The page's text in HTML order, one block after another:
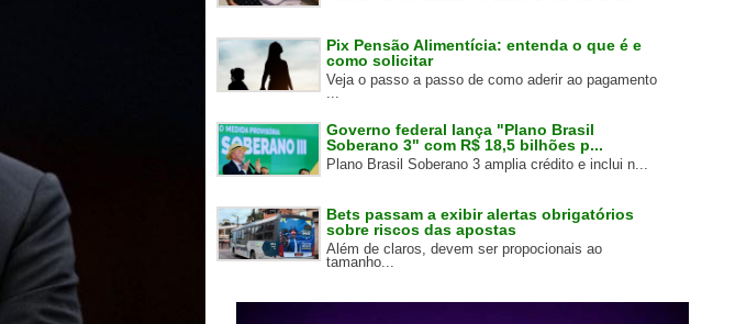
Pix Pensão Alimentícia: entenda o que é e
como solicitar
Veja o passo a passo de como aderir ao pagamento
...
Governo federal lança "Plano Brasil
Soberano 3" com R$ 18,5 bilhões p...
Plano Brasil Soberano 3 amplia crédito e inclui n...
Bets passam a exibir alertas obrigatórios
sobre riscos das apostas
Além de claros, devem ser propocionais ao
tamanho...